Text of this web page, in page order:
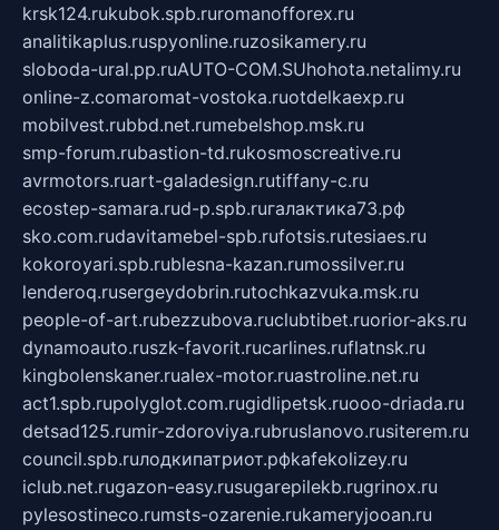
krsk124.rukubok.spb.ruromanofforex.ru
analitikaplus.ruspyonline.ruzosikamery.ru
sloboda-ural.pp.ruAUTO-COM.SUhohota.netalimy.ru
online-z.comaromat-vostoka.ruotdelkaexp.ru
mobilvest.rubbd.net.rumebelshop.msk.ru
smp-forum.rubastion-td.rukosmoscreative.ru
avrmotors.ruart-galadesign.rutiffany-c.ru
ecostep-samara.rud-p.spb.ruгалактика73.рф
sko.com.rudavitamebel-spb.rufotsis.rutesiaes.ru
kokoroyari.spb.rublesna-kazan.rumossilver.ru
lenderoq.rusergeydobrin.rutochkazvuka.msk.ru
people-of-art.rubezzubova.ruclubtibet.ruorior-aks.ru
dynamoauto.ruszk-favorit.rucarlines.ruflatnsk.ru
kingbolenskaner.rualex-motor.ruastroline.net.ru
act1.spb.rupolyglot.com.rugidlipetsk.ruooo-driada.ru
detsad125.rumir-zdoroviya.rubruslanovo.rusiterem.ru
council.spb.ruлодкипатриот.рфkafekolizey.ru
iclub.net.rugazon-easy.rusugarepilekb.rugrinox.ru
pylesostineco.rumsts-ozarenie.rukameryjooan.ru